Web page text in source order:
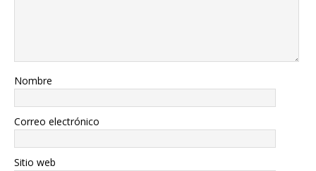
Nombre
Correo electrónico
Sitio web